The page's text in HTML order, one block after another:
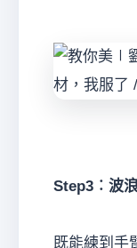
Step3︰波
既能練到手